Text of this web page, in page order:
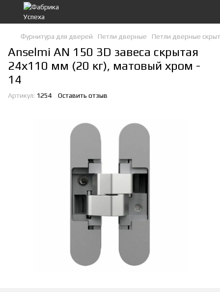
Фурнитура для дверей Петли дверные Петли дверные
Anselmi AN 150 3D завеса скрытая
24х110 мм (20 кг), матовый хром -
14
Артикул: 1254 Оставить отзыв